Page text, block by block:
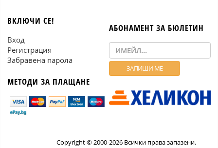
ВКЛЮЧИ СЕ!
Вход
Регистрация
Забравена парола
МЕТОДИ ЗА ПЛАЩАНЕ
АБОНАМЕНТ ЗА БЮЛЕТИН
Copyright © 2000-2026 Всички права запазени.